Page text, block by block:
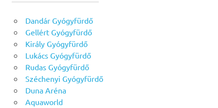
Dandár Gyógyfürdő
Gellért Gyógyfürdő
Király Gyógyfürdő
Lukács Gyógyfürdő
Rudas Gyógyfürdő
Széchenyi Gyógyfürdő
Duna Aréna
Aquaworld